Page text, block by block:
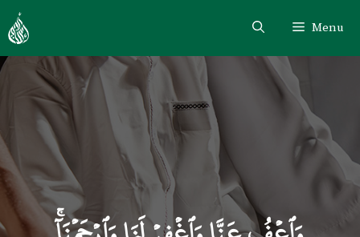
Skip
to
content
Menu